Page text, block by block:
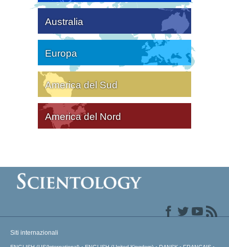
Australia
Europa
America del Sud
America del Nord
Siti internazionali